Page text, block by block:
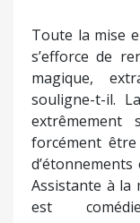
la limite
inanimé, vie
scène,
compagnies
Responsable
lumières pour
création
au